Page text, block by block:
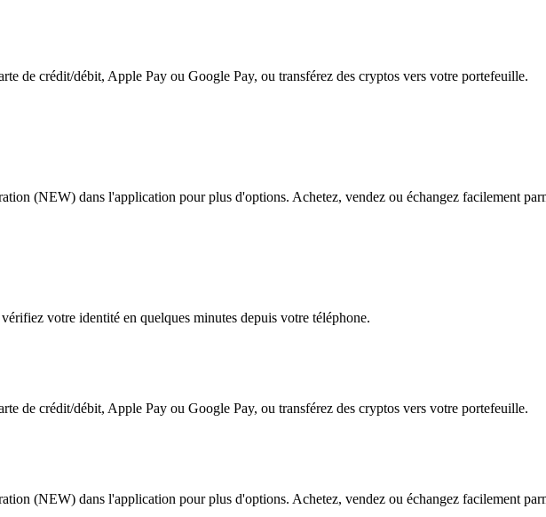
de crédit/débit, Apple Pay ou Google Pay, ou transférez des cryptos vers votre portefeuille.
(NEW) dans l'application pour plus d'options. Achetez, vendez ou échangez facilement
votre identité en quelques minutes depuis votre téléphone.
de crédit/débit, Apple Pay ou Google Pay, ou transférez des cryptos vers votre portefeuille.
(NEW) dans l'application pour plus d'options. Achetez, vendez ou échangez facilement